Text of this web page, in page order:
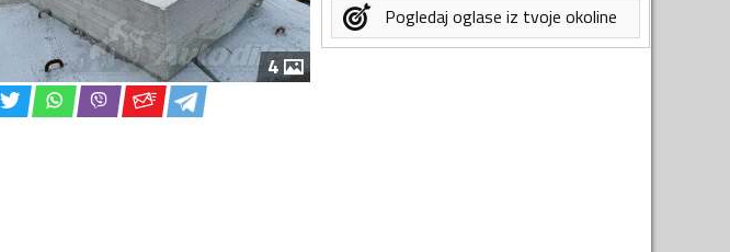
4
Pogledaj oglase iz tvoje okoline